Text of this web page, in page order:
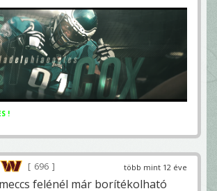
!
több mint 12 éve
696
felénél már borítékolható